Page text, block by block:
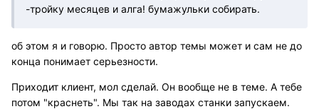
-тройку месяцев и алга! бумажульки собирать.
об этом я и говорю. Просто автор темы может и сам не до
конца понимает серьезности.
Приходит клиент, мол сделай. Он вообще не в теме. А тебе
потом "краснеть". Мы так на заводах станки запускаем.